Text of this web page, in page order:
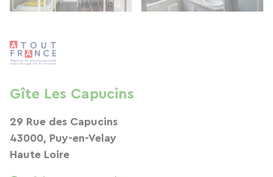
Gîte Les Capucins
29 Rue des Capucins
43000, Puy-en-Velay
Haute Loire